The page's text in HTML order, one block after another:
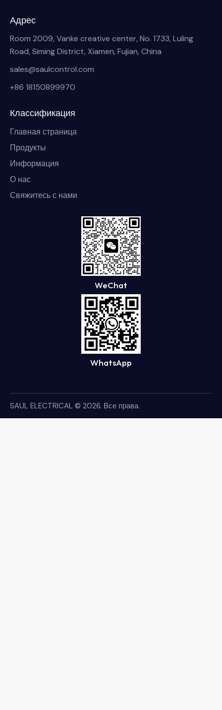
Адрес
Room 2009, Vanke creative center, No. 1733, Luling
Road, Siming District, Xiamen, Fujian, China
sales@saulcontrol.com
+86 18150899970
Классификация
Главная страница
Продукты
Информация
О нас
Свяжитесь с нами
WeChat
WhatsApp
SAUL ELECTRICAL © 2026. Все права.